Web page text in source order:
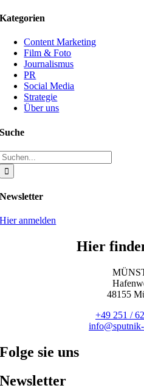
Kategorien
Content Marketing
Film & Foto
Journalismus
PR
Social Media
Strategie
Über uns
Suche
Newsletter
Hier anmelden
Hier
48155
+49 251 /
Folge sie uns
Newsletter